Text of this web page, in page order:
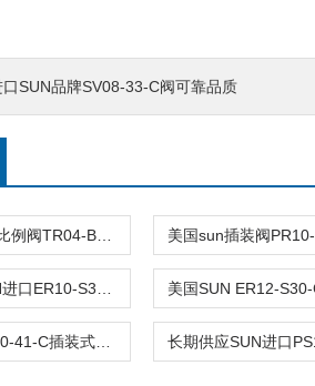
口SUN品牌SV08-33-C阀可靠品质